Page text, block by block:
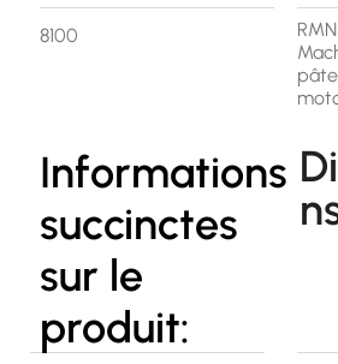
8100
Informations
succinctes
sur le
produit: